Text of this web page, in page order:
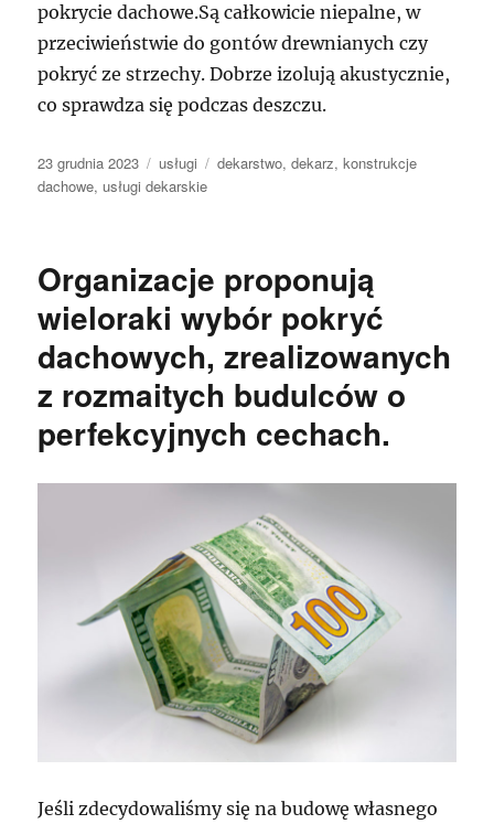
pokrycie dachowe.Są całkowicie niepalne, w
przeciwieństwie do gontów drewnianych czy
pokryć ze strzechy. Dobrze izolują akustycznie,
co sprawdza się podczas deszczu.
Data
publikacji
23 grudnia 2023 Kategorie
usługi Tagi
dekarstwo,dekarz,konstrukcje
dachowe, usługi dekarskie
Organizacje proponują
wieloraki wybór pokryć
dachowych, zrealizowanych
z rozmaitych budulców o
perfekcyjnych cechach.
Jeśli zdecydowaliśmy się na budowę własnego